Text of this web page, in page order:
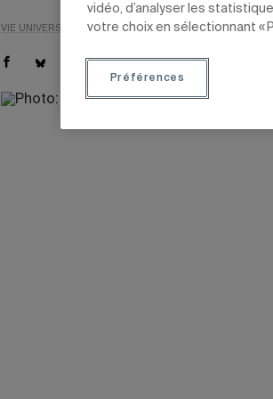
VIE UNIVERSITAIRE NOUVELLES INSTITUTIONNELLES
vidéo, d’analyser les
votre choix en sélectionnant «
Préférences